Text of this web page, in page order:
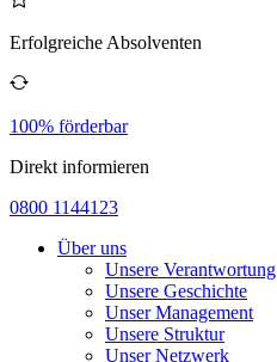
Erfolgreiche Absolventen
100% förderbar
Direkt informieren
0800 1144123
Über uns
Unsere Verantwortung
Unsere Geschichte
Unser Management
Unsere Struktur
Unser Netzwerk